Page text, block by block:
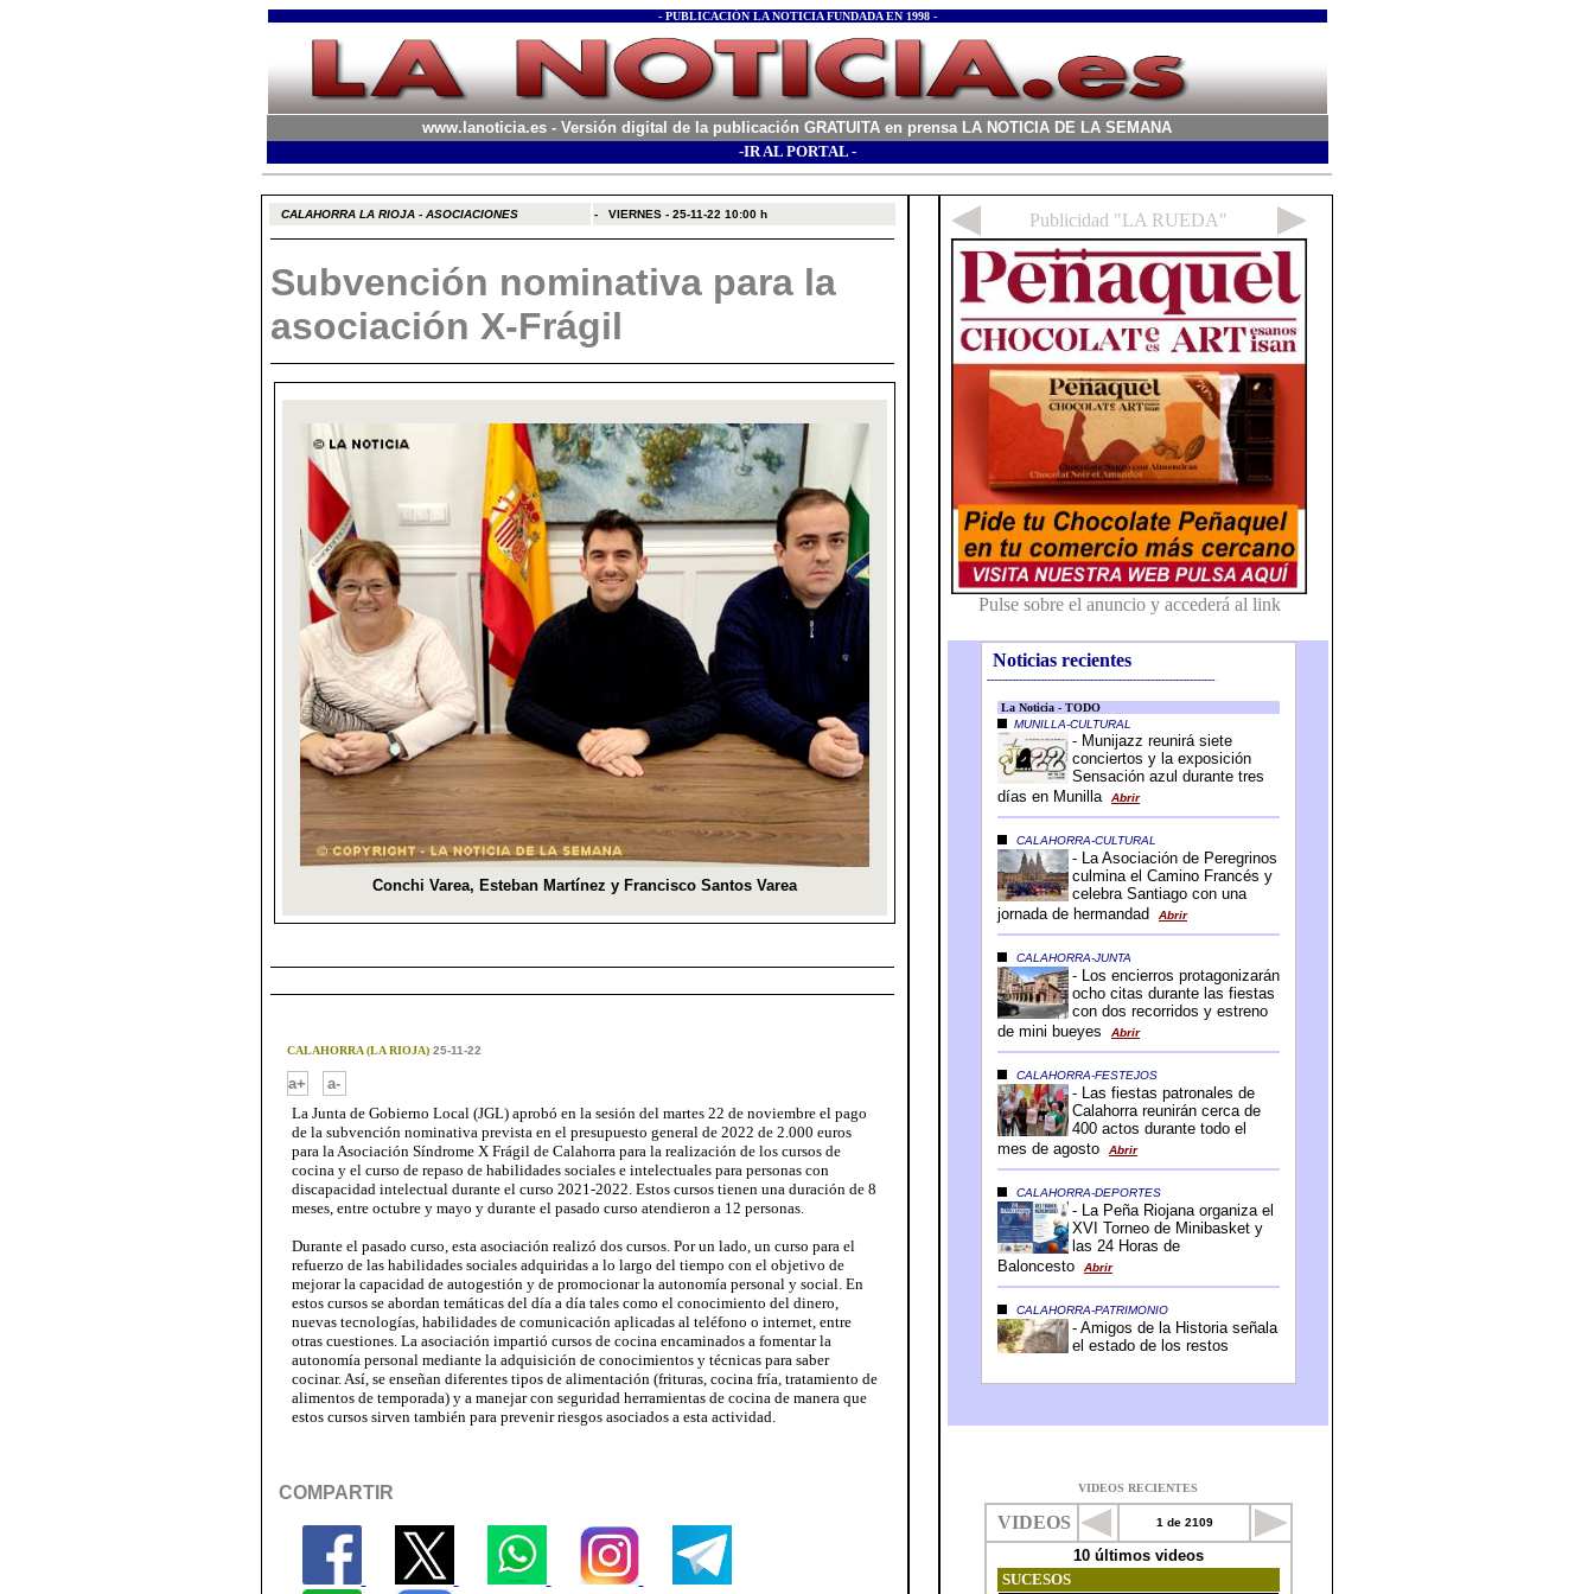
- PUBLICACIÓN LA NOTICIA FUNDADA EN 1998 -
www.lanoticia.es - Versión digital de la publicación GRATUITA en prensa LA NOTICIA DE LA SEMANA
-IR AL PORTAL -
CALAHORRA LA RIOJA - ASOCIACIONES - VIERNES - 25-11-22 10:00 h
Subvención nominativa para la
asociación X-Frágil
CALAHORRA (LA RIOJA)25-11-22
a+
a-
La Junta de Gobierno Local (JGL) aprobó en la sesión del martes 22 de noviembre el pago
de la subvención nominativa prevista en el presupuesto general de 2022 de 2.000 euros
para la Asociación Síndrome X Frágil de Calahorra para la realización de los cursos de
cocina y el curso de repaso de habilidades sociales e intelectuales para personas con
discapacidad intelectual durante el curso 2021-2022. Estos cursos tienen una duración de 8
meses, entre octubre y mayo y durante el pasado curso atendieron a 12 personas.
Durante el pasado curso, esta asociación realizó dos cursos. Por un lado, un curso para el
refuerzo de las habilidades sociales adquiridas a lo largo del tiempo con el objetivo de
mejorar la capacidad de autogestión y de promocionar la autonomía personal y social. En
estos cursos se abordan temáticas del día a día tales como el conocimiento del dinero,
nuevas tecnologías, habilidades de comunicación aplicadas al teléfono o internet, entre
otras cuestiones. La asociación impartió cursos de cocina encaminados a fomentar la
autonomía personal mediante la adquisición de conocimientos y técnicas para saber
cocinar. Así, se enseñan diferentes tipos de alimentación (frituras, cocina fría, tratamiento de
alimentos de temporada) y a manejar con seguridad herramientas de cocina de manera que
estos cursos sirven también para prevenir riesgos asociados a esta actividad.
COMPARTIR
Noticias recientes
-----------------------------------------------------------------
VIDEOS RECIENTES